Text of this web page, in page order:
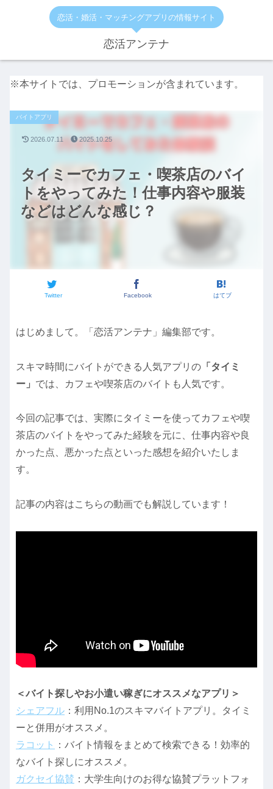
恋活・婚活・マッチングアプリの情報サイト
恋活アンテナ
※本サイトでは、プロモーションが含まれています。
タイミーでカフェ・喫茶店のバイ
トをやってみた！仕事内容や服装
などはどんな感じ？
バイトアプリ
Twitter Facebook はてブ
2026.07.11 2025.10.25
はじめまして。「恋活アンテナ」編集部です。
スキマ時間にバイトができる人気アプリの 「タイミ
ー」 では、カフェや喫茶店のバイトも人気です。
今回の記事では、実際にタイミーを使ってカフェや喫
茶店のバイトをやってみた経験を元に、仕事内容や良
かった点、悪かった点といった感想を紹介いたしま
す。
記事の内容はこちらの動画でも解説しています！
＜バイト探しやお小遣い稼ぎにオススメなアプリ＞
シェアフル ：利用No.1のスキマバイトアプリ。タイミ
ーと併用がオススメ。
ラコット
：バイト情報をまとめて検索できる！効率的
なバイト探しにオススメ。
ガクセイ協賛 ：大学生向けのお得な協賛プラットフォ